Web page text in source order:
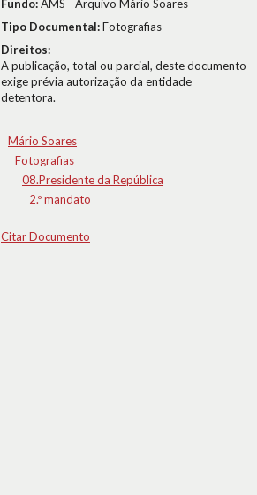
Fundo:AMS - Arquivo Mário Soares
Tipo Documental:Fotografias
Direitos:
A publicação, total ou parcial, deste documento
exige prévia autorização da entidade
detentora.
Mário Soares
Fotografias
08.Presidente da República
2.º mandato
Citar Documento